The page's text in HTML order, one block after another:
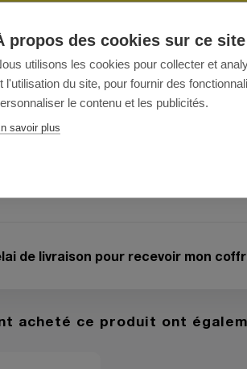
propos des cookies sur ce site
utilisons les cookies pour collecter et
l'utilisation du site, pour fournir des
le contenu et les publicités.
savoir plus
la BREIZHBOX® ?
de livraison pour recevoir mon
acheté ce produit ont